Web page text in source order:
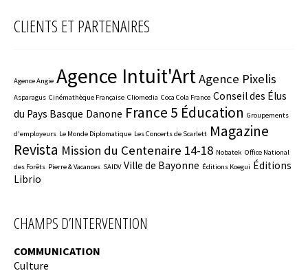
CLIENTS ET PARTENAIRES
Agence Angie Agence Intuit'ArtAgence Pixelis
Asparagus Cinémathèque Française Cliomedia Coca Cola France Conseil des Élus
du Pays Basque Danone France 5 Éducation Groupements
d'employeurs Le Monde Diplomatique Les Concerts de Scarlett Magazine
Revista Mission du Centenaire 14-18 Nobatek Office National
des Forêts Pierre & Vacances SAIDV Ville de Bayonne Éditions Koegui Éditions
Librio
CHAMPS D’INTERVENTION
COMMUNICATION
Culture